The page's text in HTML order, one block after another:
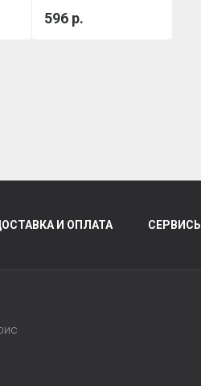
596 р.
И ОПЛАТА СЕРВИСЫ